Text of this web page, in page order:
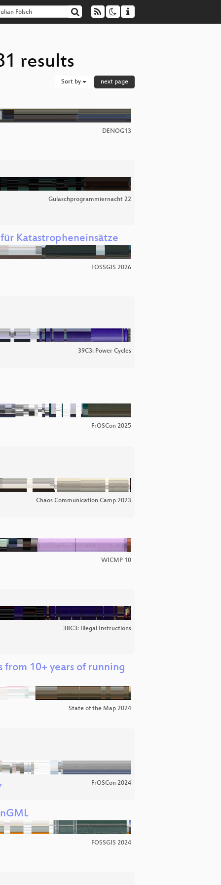
results
Sort by next page
DENOG13
Gulaschprogrammiernacht 22
Katastropheneinsätze
FOSSGIS 2026
39C3: Power Cycles
FrOSCon 2025
Chaos Communication Camp 2023
WICMP 10
38C3: Illegal Instructions
10+ years of running
State of the Map 2024
FrOSCon 2024
FOSSGIS 2024